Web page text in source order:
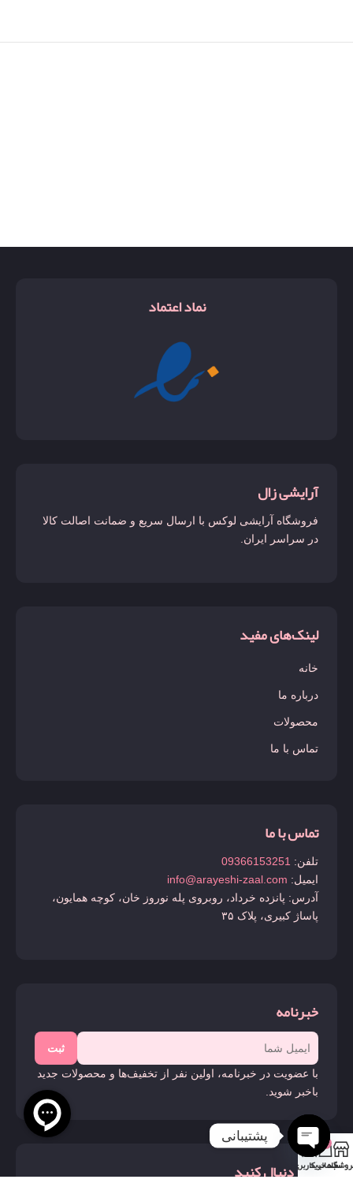
نماد اعتماد
آرایشی زال
فروشگاه آرایشی لوکس با ارسال سریع و ضمانت اصالت کالا
در سراسر ایران.
لینک‌های مفید
خانه
درباره ما
محصولات
تماس با ما
تماس با ما
تلفن: 09366153251
ایمیل: info@arayeshi-zaal.com
آدرس: پانزده خرداد، روبروی پله نوروز خان، کوچه همایون،
پاساژ کبیری، پلاک ۳۵
خبرنامه
ثبت
با عضویت در خبرنامه، اولین نفر از تخفیف‌ها و محصولات جدید
باخبر شوید.
ما را دنبال کنید
0
سبد خرید
حساب کاربری من
پشتیبانی
Open